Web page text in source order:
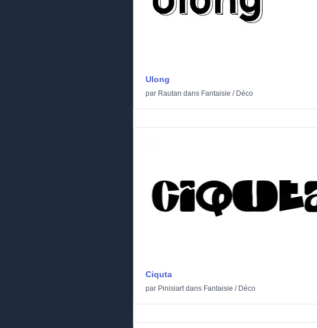
Ulong
par Rautan dans Fantaisie / Déco
Ciquta
par Pinisiartdans Fantaisie / Déco